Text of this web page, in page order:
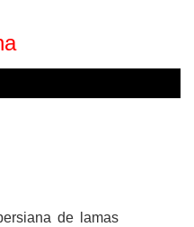
de lamas